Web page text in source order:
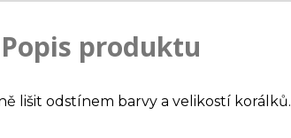
Popis produktu
lišit odstínem barvy a velikostí korálků.